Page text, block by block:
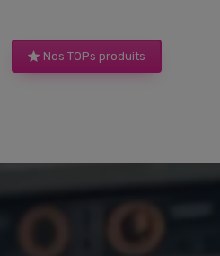
Nos TOPs produits